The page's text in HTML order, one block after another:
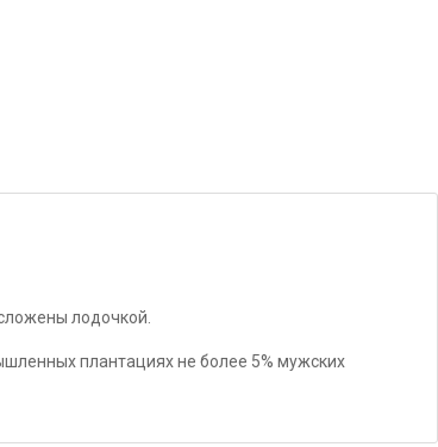
лодочкой.
плантациях не более 5% мужских